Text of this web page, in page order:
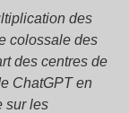
des
colossale des
des centres de
ChatGPT en
sur les